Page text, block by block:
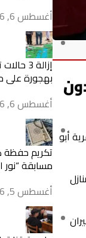
أبو
أغسطس 6, 2026
إزالة
بهجورة على مساحة
أغسطس 6, 2026
تكريم حفظة
مسابقة “نور
أغسطس 5, 2026